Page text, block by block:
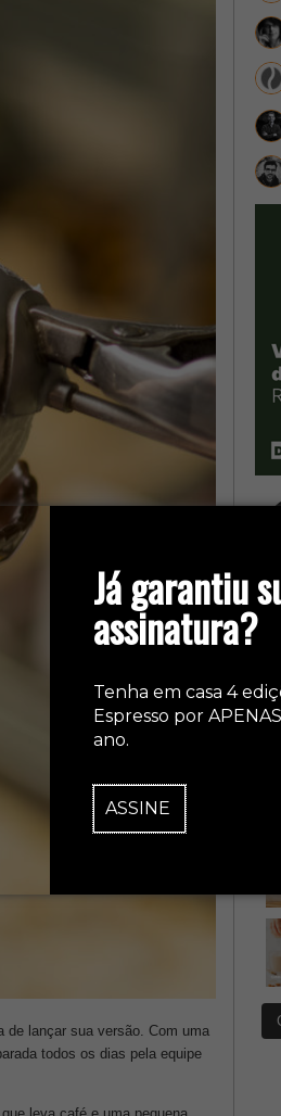
Já garantiu
assinatura?
Tenha em casa 4
Espresso por
ano.
ASSINE
de lançar sua versão. Com uma
todos os dias pela equipe